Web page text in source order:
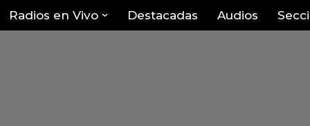
Radios en Vivo Destacadas Audios